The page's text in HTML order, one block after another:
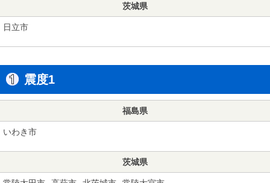
茨城県
日立市
震度1
福島県
いわき市
茨城県